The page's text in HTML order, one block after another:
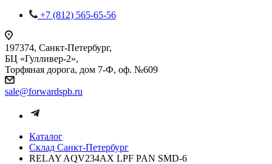
+7 (812) 565-65-56
197374, Санкт-Петербург,
БЦ «Гулливер-2»,
Торфяная дорога, дом 7-Ф, оф. №609
sale@forwardspb.ru
Каталог
Cклад Санкт-Петербург
RELAY AQV234AX LPF PAN SMD-6